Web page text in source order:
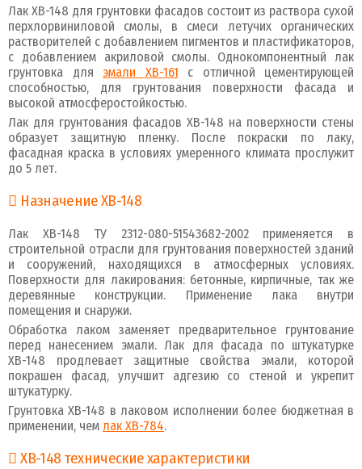
Лак ХВ-148 для грунтовки фасадов состоит из раствора сухой
перхлорвиниловой смолы, в смеси летучих органических
растворителей с добавлением пигментов и пластификаторов,
с добавлением акриловой смолы. Однокомпонентный лак
грунтовка для эмали ХВ-161 с отличной цементирующей
способностью, для грунтования поверхности фасада и
высокой атмосферостойкостью.
Лак для грунтования фасадов ХВ-148 на поверхности стены
образует защитную пленку. После покраски по лаку,
фасадная краска в условиях умеренного климата прослужит
до 5 лет.
Назначение ХВ-148
Лак ХВ-148 ТУ 2312-080-51543682-2002 применяется в
строительной отрасли для грунтования поверхностей зданий
и сооружений, находящихся в атмосферных условиях.
Поверхности для лакирования: бетонные, кирпичные, так же
деревянные конструкции. Применение лака внутри
помещения и снаружи.
Обработка лаком заменяет предварительное грунтование
перед нанесением эмали. Лак для фасада по штукатурке
ХВ-148 продлевает защитные свойства эмали, которой
покрашен фасад, улучшит адгезию со стеной и укрепит
штукатурку.
Грунтовка ХВ-148 в лаковом исполнении более бюджетная в
применении, чем лак ХВ-784.
ХВ-148 технические характеристики